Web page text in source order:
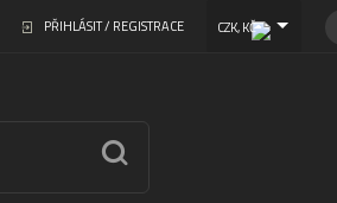
PŘIHLÁSIT / REGISTRACE CZK, KČ